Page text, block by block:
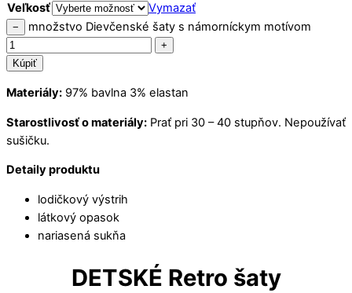
Veľkosť Vymazať
− množstvo Dievčenské šaty s námorníckym motívom
+
Kúpiť
Materiály: 97% bavlna 3% elastan
Starostlivosť o materiály: Prať pri 30 – 40 stupňov. Nepoužívať
sušičku.
Detaily produktu
lodičkový výstrih
látkový opasok
nariasená sukňa
DETSKÉ Retro šaty